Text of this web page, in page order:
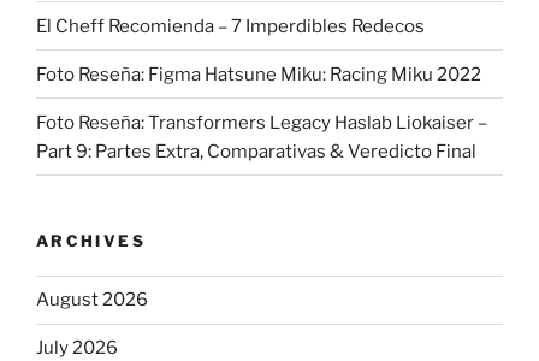
El Cheff Recomienda – 7 Imperdibles Redecos
Foto Reseña: Figma Hatsune Miku: Racing Miku 2022
Foto Reseña: Transformers Legacy Haslab Liokaiser –
Part 9: Partes Extra, Comparativas & Veredicto Final
ARCHIVES
August 2026
July 2026